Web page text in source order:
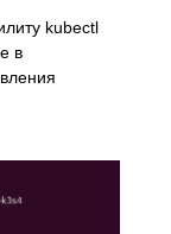
kubectl
в